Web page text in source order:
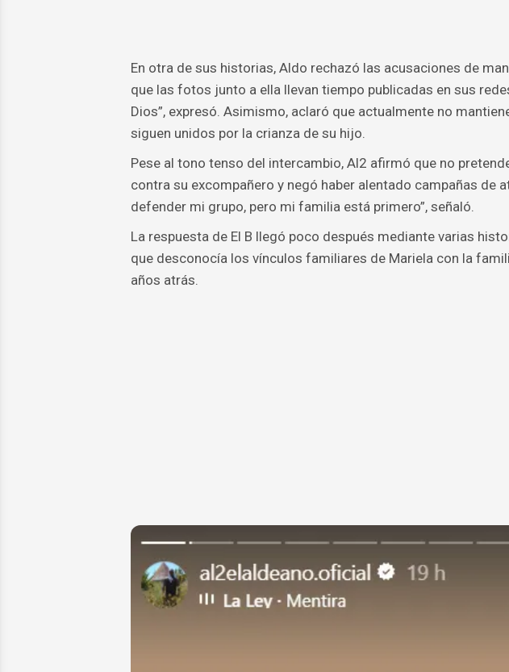
En otra de sus historias, Aldo rechazó las acusaciones de
que las fotos junto a ella llevan tiempo publicadas en sus
Dios”, expresó. Asimismo, aclaró que actualmente no
siguen unidos por la crianza de su hijo.
Pese al tono tenso del intercambio, Al2 afirmó que no
contra su excompañero y negó haber alentado campañas de
defender mi grupo, pero mi familia está primero”, señaló.
La respuesta de El B llegó poco después mediante varias
que desconocía los vínculos familiares de Mariela con la
años atrás.